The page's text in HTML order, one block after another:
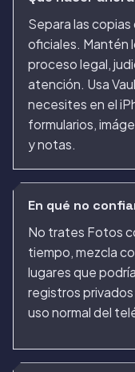
Separa las
oficiales. Mantén
proceso legal,
atención. Usa
necesites en el
formularios,
y notas.
En qué no
No trates Fotos
tiempo, mezcla
lugares que
registros
uso normal del